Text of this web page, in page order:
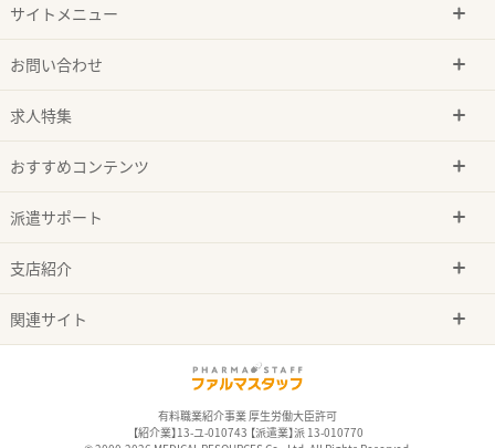
サイトメニュー
お問い合わせ
求人特集
おすすめコンテンツ
派遣サポート
支店紹介
関連サイト
有料職業紹介事業 厚生労働大臣許可
【紹介業】13-ユ-010743 【派遣業】派 13-010770